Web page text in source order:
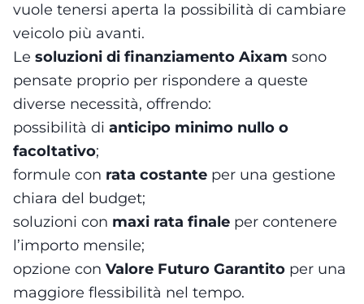
vuole tenersi aperta la possibilità di cambiare
veicolo più avanti.
Le soluzioni di finanziamento Aixam sono
pensate proprio per rispondere a queste
diverse necessità, offrendo:
possibilità di anticipo minimo nullo o
facoltativo;
formule con rata costante per una gestione
chiara del budget;
soluzioni con maxi rata finale per contenere
l’importo mensile;
opzione con Valore Futuro Garantito per una
maggiore flessibilità nel tempo.